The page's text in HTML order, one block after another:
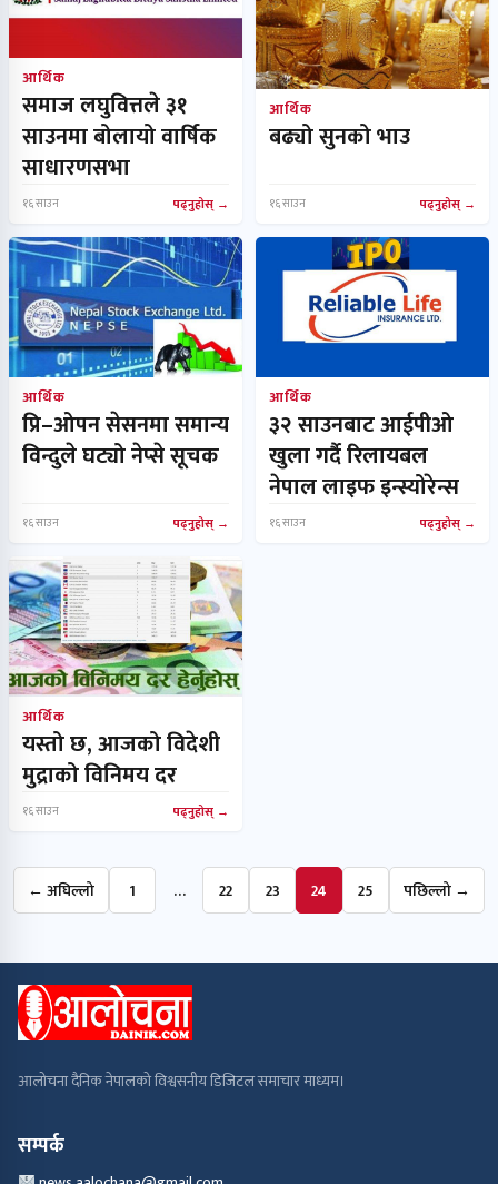
आर्थिक
समाज लघुवित्तले ३१
साउनमा बोलायो वार्षिक
साधारणसभा
१६ साउन पढ्नुहोस्
आर्थिक
बढ्यो सुनको भाउ
१६ साउन पढ्नुहोस्
आर्थिक
प्रि–ओपन सेसनमा समान्य
विन्दुले घट्यो नेप्से सूचक
१६ साउन पढ्नुहोस्
आर्थिक
३२ साउनबाट आईपीओ
खुला गर्दै रिलायबल
नेपाल लाइफ इन्स्योरेन्स
१६ साउन पढ्नुहोस्
आर्थिक
यस्तो छ, आजको विदेशी
मुद्राको विनिमय दर
१६ साउन पढ्नुहोस्
← अघिल्लो 1 … 22 23 24 25 पछिल्लो →
आलोचना दैनिक नेपालको विश्वसनीय डिजिटल समाचार माध्यम।
सम्पर्क